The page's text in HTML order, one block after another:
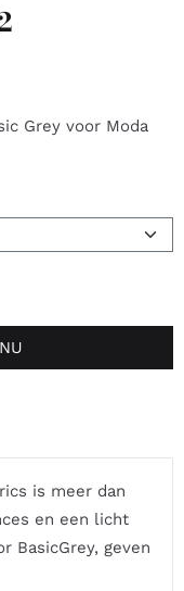
Grey voor Moda
is meer dan
en een licht
BasicGrey, geven